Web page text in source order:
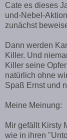
Cate es dieses
und-Nebel-
zunächst
Dann werden
Killer. Und
Killer seine
natürlich ohne
Spaß Ernst und
Meine Meinung:
Mir gefällt Kirsty
wie in ihren